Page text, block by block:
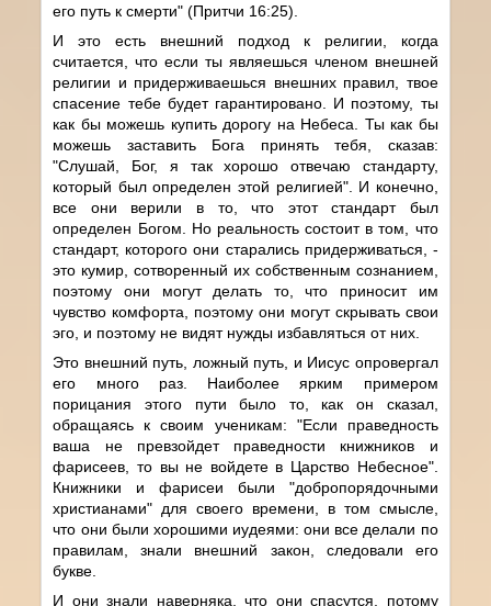
его путь к смерти" (Притчи 16:25).
И это есть внешний подход к религии, когда
считается, что если ты являешься членом внешней
религии и придерживаешься внешних правил, твое
спасение тебе будет гарантировано. И поэтому, ты
как бы можешь купить дорогу на Небеса. Ты как бы
можешь заставить Бога принять тебя, сказав:
"Слушай, Бог, я так хорошо отвечаю стандарту,
который был определен этой религией". И конечно,
все они верили в то, что этот стандарт был
определен Богом. Но реальность состоит в том, что
стандарт, которого они старались придерживаться, -
это кумир, сотворенный их собственным сознанием,
поэтому они могут делать то, что приносит им
чувство комфорта, поэтому они могут скрывать свои
эго, и поэтому не видят нужды избавляться от них.
Это внешний путь, ложный путь, и Иисус опровергал
его много раз. Наиболее ярким примером
порицания этого пути было то, как он сказал,
обращаясь к своим ученикам: "Если праведность
ваша не превзойдет праведности книжников и
фарисеев, то вы не войдете в Царство Небесное".
Книжники и фарисеи были "добропорядочными
христианами" для своего времени, в том смысле,
что они были хорошими иудеями: они все делали по
правилам, знали внешний закон, следовали его
букве.
И они знали наверняка, что они спасутся, потому